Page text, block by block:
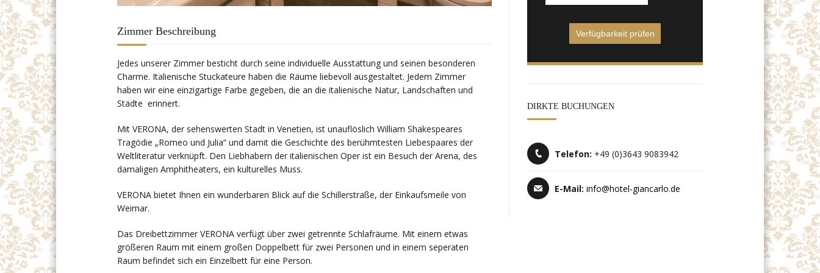
Zimmer Beschreibung
Jedes unserer Zimmer besticht durch seine individuelle Ausstattung und seinen besonderen
Charme. Italienische Stuckateure haben die Räume liebevoll ausgestaltet. Jedem Zimmer
haben wir eine einzigartige Farbe gegeben, die an die italienische Natur, Landschaften und
Städte erinnert.
Mit VERONA, der sehenswerten Stadt in Venetien, ist unauflöslich William Shakespeares
Tragödie „Romeo und Julia“ und damit die Geschichte des berühmtesten Liebespaares der
Weltliteratur verknüpft. Den Liebhabern der italienischen Oper ist ein Besuch der Arena, des
damaligen Amphitheaters, ein kulturelles Muss.
VERONA bietet Ihnen ein wunderbaren Blick auf die Schillerstraße, der Einkaufsmeile von
Weimar.
Das Dreibettzimmer VERONA verfügt über zwei getrennte Schlafräume. Mit einem etwas
größeren Raum mit einem großen Doppelbett für zwei Personen und in einem seperaten
Raum befindet sich ein Einzelbett für eine Person.
DIRKTE BUCHUNGEN
Telefon: +49 (0)3643 9083942
E-Mail: info@hotel-giancarlo.de